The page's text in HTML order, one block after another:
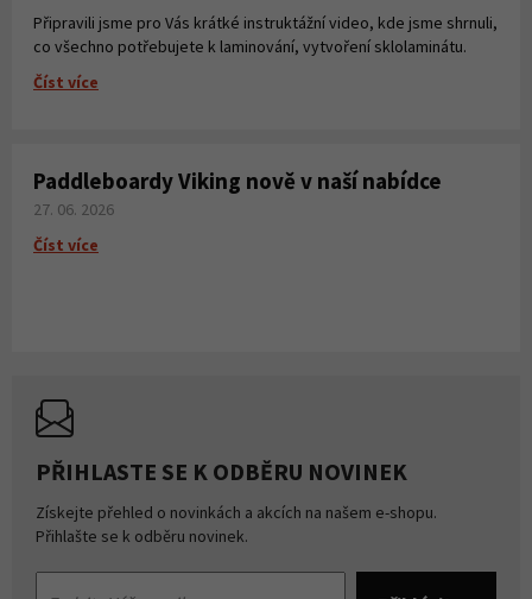
Připravili jsme pro Vás krátké instruktážní video, kde jsme shrnuli,
co všechno potřebujete k laminování, vytvoření sklolaminátu.
Číst více
Paddleboardy Viking nově v naší nabídce
27. 06. 2026
Číst více
PŘIHLASTE SE K ODBĚRU NOVINEK
Získejte přehled o novinkách a akcích na našem e-shopu.
Přihlašte se k odběru novinek.